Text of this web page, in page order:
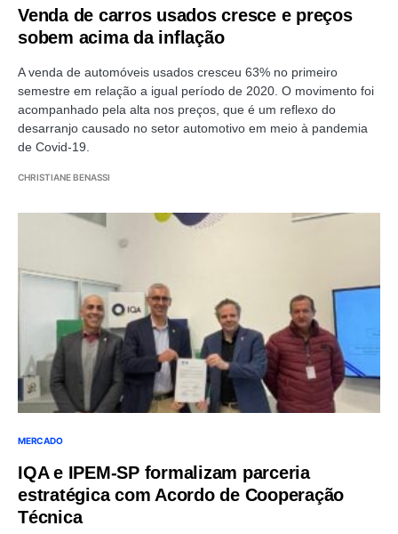
Venda de carros usados cresce e preços
sobem acima da inflação
A venda de automóveis usados cresceu 63% no primeiro
semestre em relação a igual período de 2020. O movimento foi
acompanhado pela alta nos preços, que é um reflexo do
desarranjo causado no setor automotivo em meio à pandemia
de Covid-19.
CHRISTIANE BENASSI
MERCADO
IQA e IPEM-SP formalizam parceria
estratégica com Acordo de Cooperação
Técnica